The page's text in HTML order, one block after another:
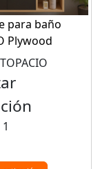
para baño
Plywood